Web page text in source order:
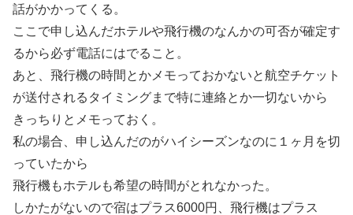
話がかかってくる。
ここで申し込んだホテルや飛行機のなんかの可否が確定す
るから必ず電話にはでること。
あと、飛行機の時間とかメモっておかないと航空チケット
が送付されるタイミングまで特に連絡とか一切ないから
きっちりとメモっておく。
私の場合、申し込んだのがハイシーズンなのに１ヶ月を切
っていたから
飛行機もホテルも希望の時間がとれなかった。
しかたがないので宿はプラス6000円、飛行機はプラス